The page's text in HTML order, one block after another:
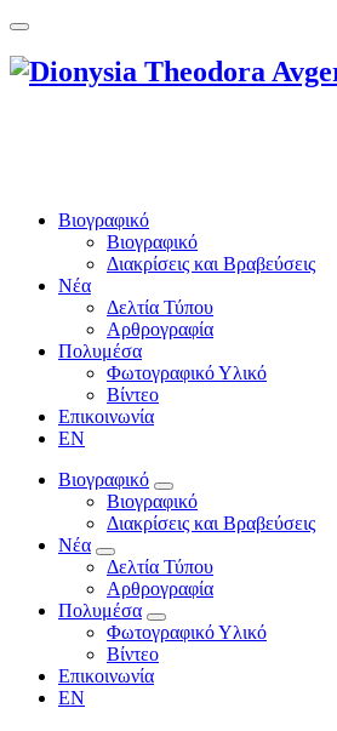
Βιογραφικό
Βιογραφικό
Διακρίσεις και Βραβεύσεις
Νέα
Δελτία Τύπου
Αρθρογραφία
Πολυμέσα
Φωτογραφικό Υλικό
Βίντεο
Επικοινωνία
EN
Βιογραφικό
Βιογραφικό
Διακρίσεις και Βραβεύσεις
Νέα
Δελτία Τύπου
Αρθρογραφία
Πολυμέσα
Φωτογραφικό Υλικό
Βίντεο
Επικοινωνία
EN